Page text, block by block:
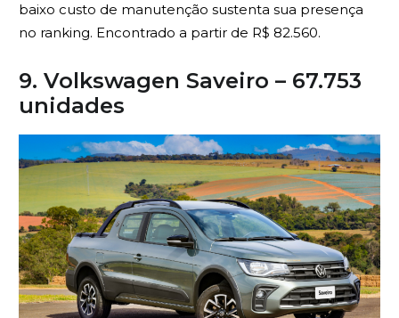
baixo custo de manutenção sustenta sua presença
no ranking. Encontrado a partir de R$ 82.560.
9. Volkswagen Saveiro – 67.753
unidades